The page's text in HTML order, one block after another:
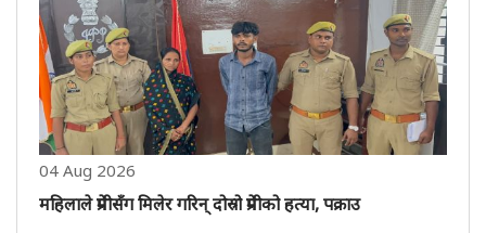
अभियुक्त ..
04 Aug 2026
महिलाले प्रेमीसँग मिलेर गरिन् दोस्रो प्रेमीको हत्या, पक्राउ